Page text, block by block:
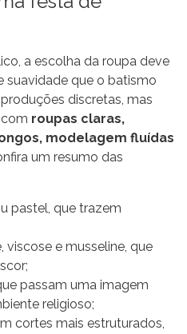
a escolha da roupa deve
suavidade que o batismo
discretas, mas
roupas claras,
modelagem fluídas
um resumo das
pastel, que trazem
viscose e musseline, que
passam uma imagem
religioso;
cortes mais estruturados,